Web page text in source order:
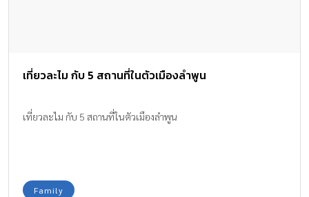
เที่ยวละไม กับ 5 สถานที่ในตัวเมืองลำพูน
เที่ยวละไม กับ 5 สถานที่ในตัวเมืองลำพูน
Family